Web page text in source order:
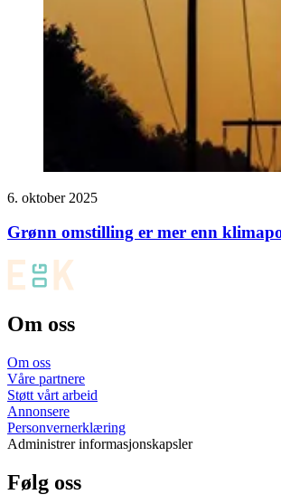
6. oktober 2025
Grønn omstilling er mer enn
Om oss
Om oss
Våre partnere
Støtt vårt arbeid
Annonsere
Personvernerklæring
Administrer informasjonskapsler
Følg oss